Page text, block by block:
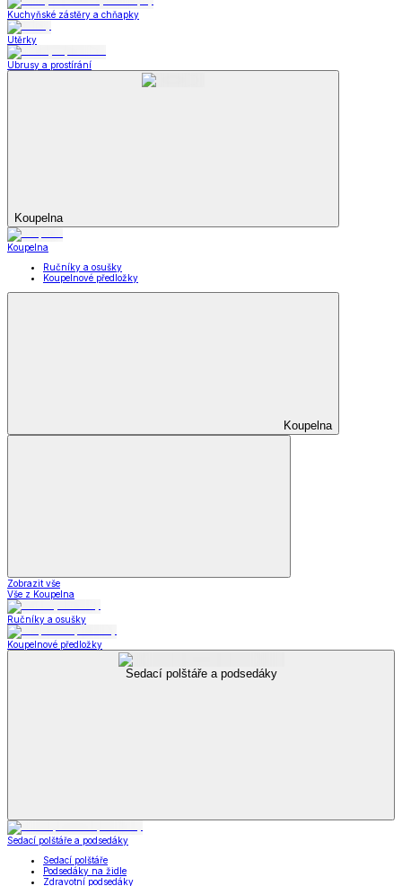
Kuchyňské zástěry a chňapky
Utěrky
Ubrusy a prostírání
Koupelna
Koupelna
Ručníky a osušky
Koupelnové předložky
Koupelna
Zobrazit vše
Vše z Koupelna
Ručníky a osušky
Koupelnové předložky
Sedací polštáře a podsedáky
Sedací polštáře a podsedáky
Sedací polštáře
Podsedáky na židle
Zdravotní podsedáky